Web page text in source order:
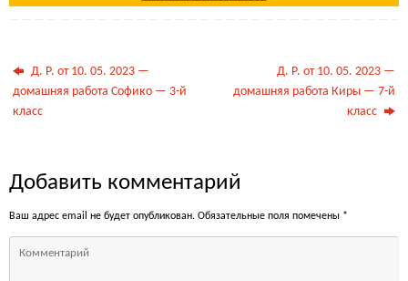
Д. Р. от 10. 05. 2023 —
домашняя работа Софико — 3-й
класс
Д. Р. от 10. 05. 2023 —
домашняя работа Киры — 7-й
класс
Добавить комментарий
Ваш адрес email не будет опубликован. Обязательные поля помечены *